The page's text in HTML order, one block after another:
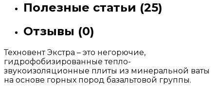
Полезные статьи (25)
Отзывы (0)
Техновент Экстра – это негорючие,
гидрофобизированные тепло-
звукоизоляционные плиты из минеральной ваты
на основе горных пород базальтовой группы.